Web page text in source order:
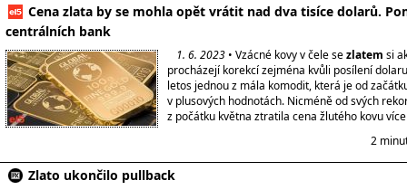
Cena zlata by se mohla opět vrátit nad dva tisíce dolarů.
centrálních bank
1. 6. 2023 • Vzácné kovy v čele sezlatem si
procházejí korekcí zejména kvůli posílení
letos jednou z mála komodit, která je od
v plusových hodnotách. Nicméně od svých
z počátku května ztratila cena žlutého kovu
2
Zlato ukončilo pullback